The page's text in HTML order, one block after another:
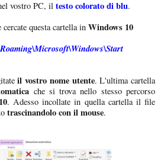
vostro PC, il testo colorato di blu.
cercate questa cartella in Windows 10
il vostro nome utente. L'ultima cartella
che si trova nello stesso percorso
. Adesso incollate in quella cartella il file
trascinandolo con il mouse.